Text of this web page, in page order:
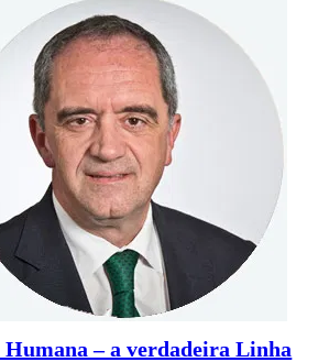
Humana – a verdadeira Linha